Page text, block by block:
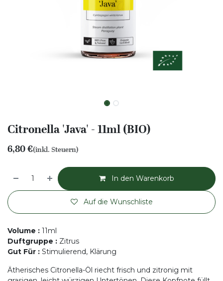
Citronella 'Java' - 11ml (BIO)
6,80€(inkl. Steuern)
In den Warenkorb
Auf die Wunschliste
Volume : 11ml
Duftgruppe : Zitrus
Gut Für : Stimulierend, Klärung
Ätherisches Citronella-Öl riecht frisch und zitronig mit